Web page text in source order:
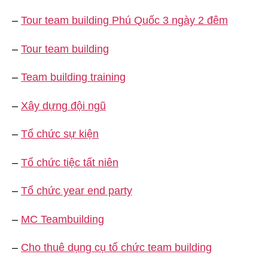
– Tour team building Phú Quốc 3 ngày 2 đêm
– Tour team building
– Team building training
– Xây dựng đội ngũ
– Tổ chức sự kiện
– Tổ chức tiệc tất niên
– Tổ chức year end party
– MC Teambuilding
– Cho thuê dụng cụ tổ chức team building